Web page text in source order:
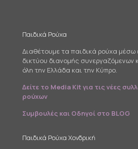
Παιδικά Ρούχα
Διαθέτουμε τα παιδικά ρούχα μέσω
δικτύου διανομής
όλη την Ελλάδα και την Κύπρο.
Δείτε το Media Kit για τις νέες
ρούχων
Συμβουλές και Οδηγοί στο BLOG
Παιδικά Ρούχα Χονδρική